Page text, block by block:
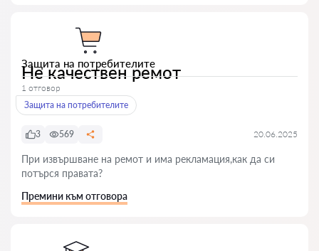
Защита на потребителите
Не качествен ремот
1 отговор
Защита на потребителите
3 569 20.06.2025
При извършване на ремот и има рекламация,как да си
потърся правата?
Премини към отговора